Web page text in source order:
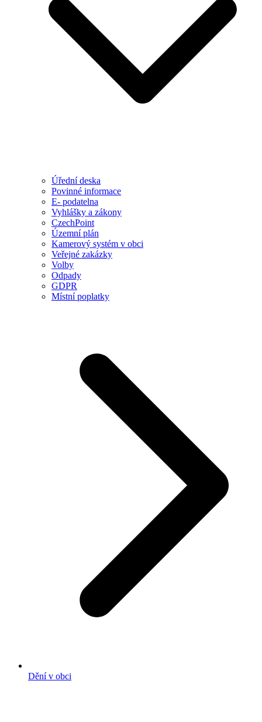
Úřední deska
Povinné informace
E- podatelna
Vyhlášky a zákony
CzechPoint
Územní plán
Kamerový systém v obci
Veřejné zakázky
Volby
Odpady
GDPR
Místní poplatky
Dění v obci